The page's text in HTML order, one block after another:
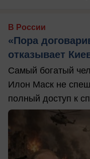
В России
«Пора
отказывает
Самый богатый
Илон Маск не
полный доступ к